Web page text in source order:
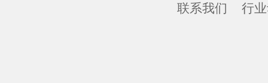
联系我们 行